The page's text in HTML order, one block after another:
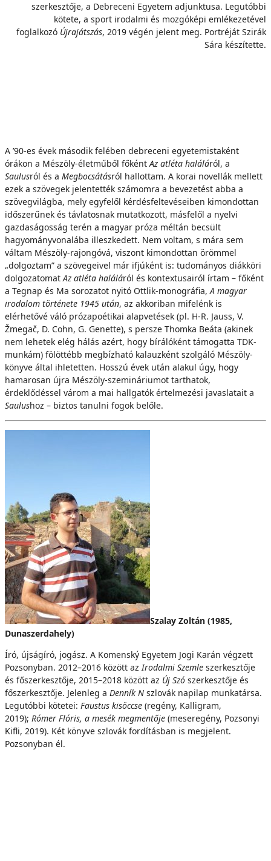
szerkesztője, a Debreceni Egyetem adjunktusa. Legutóbbi
kötete, a sport irodalmi és mozgóképi emlékezetével
foglalkozó Újrajátszás, 2019 végén jelent meg. Portréját Szirák
Sára készítette.
A ’90-es évek második felében debreceni egyetemistaként
órákon a Mészöly-életműből főkéntAz atléta haláláról, a
Saulusról és a Megbocsátásról hallottam. A korai novellák mellett
ezek a szövegek jelentették számomra a bevezetést abba a
szövegvilágba, mely egyfelől kérdésfeltevéseiben kimondottan
időszerűnek és távlatosnak mutatkozott, másfelől a nyelvi
gazdaságosság terén a magyar próza méltán becsült
hagyományvonalába illeszkedett. Nem voltam, s mára sem
váltam Mészöly-rajongóvá, viszont kimondottan örömmel
„dolgoztam” a szövegeivel már ifjúként is: tudományos diákköri
dolgozatomatAz atléta haláláról és kontextusairól írtam – főként
a Tegnap és Ma sorozatot nyitó Ottlik-monográfia,A magyar
irodalom története 1945 után, az akkoriban mifelénk is
elérhetővé váló prózapoétikai alapvetések (pl. H-R. Jauss, V.
Žmegač, D. Cohn, G. Genette), s persze Thomka Beáta (akinek
nem lehetek elég hálás azért, hogy bírálóként támogatta TDK-
munkám) fölöttébb megbízható kalauzként szolgáló Mészöly-
könyve által ihletetten. Hosszú évek után alakul úgy, hogy
hamarosan újra Mészöly-szemináriumot tarthatok,
érdeklődéssel várom a mai hallgatók értelmezési javaslatait a
Saulushoz – biztos tanulni fogok belőle.
Szalay Zoltán (1985,
Dunaszerdahely)
Író, újságíró, jogász. A Komenský Egyetem Jogi Karán végzett
Pozsonyban. 2012–2016 között azIrodalmi Szemle szerkesztője
és főszerkesztője, 2015–2018 között az Új Szó szerkesztője és
főszerkesztője. Jelenleg a Denník N szlovák napilap munkatársa.
Legutóbbi kötetei: Faustus kisöccse (regény, Kalligram,
2019); Rómer Flóris, a mesék megmentője (meseregény, Pozsonyi
Kifli, 2019). Két könyve szlovák fordításban is megjelent.
Pozsonyban él.